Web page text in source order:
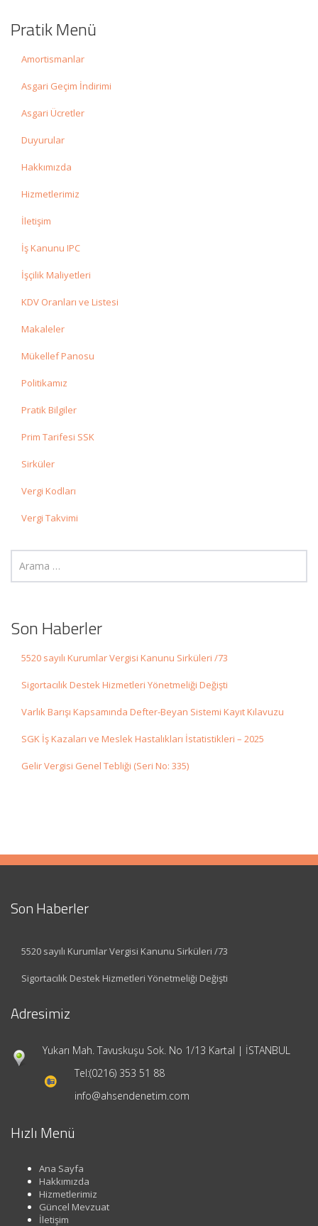
Pratik Menü
Amortismanlar
Asgari Geçim İndirimi
Asgari Ücretler
Duyurular
Hakkımızda
Hizmetlerimiz
İletişim
İş Kanunu IPC
İşçilik Maliyetleri
KDV Oranları ve Listesi
Makaleler
Mükellef Panosu
Politikamız
Pratik Bilgiler
Prim Tarifesi SSK
Sirküler
Vergi Kodları
Vergi Takvimi
Son Haberler
5520 sayılı Kurumlar Vergisi Kanunu Sirküleri /73
Sigortacılık Destek Hizmetleri Yönetmeliği Değişti
Varlık Barışı Kapsamında Defter-Beyan Sistemi Kayıt Kılavuzu
SGK İş Kazaları ve Meslek Hastalıkları İstatistikleri – 2025
Gelir Vergisi Genel Tebliği (Seri No: 335)
Son Haberler
5520 sayılı Kurumlar Vergisi Kanunu Sirküleri /73
Sigortacılık Destek Hizmetleri Yönetmeliği Değişti
Adresimiz
Yukarı Mah. Tavuskuşu Sok. No 1/13 Kartal | İSTANBUL
Tel:(0216) 353 51 88
info@ahsendenetim.com
Hızlı Menü
Ana Sayfa
Hakkımızda
Hizmetlerimiz
Güncel Mevzuat
İletişim